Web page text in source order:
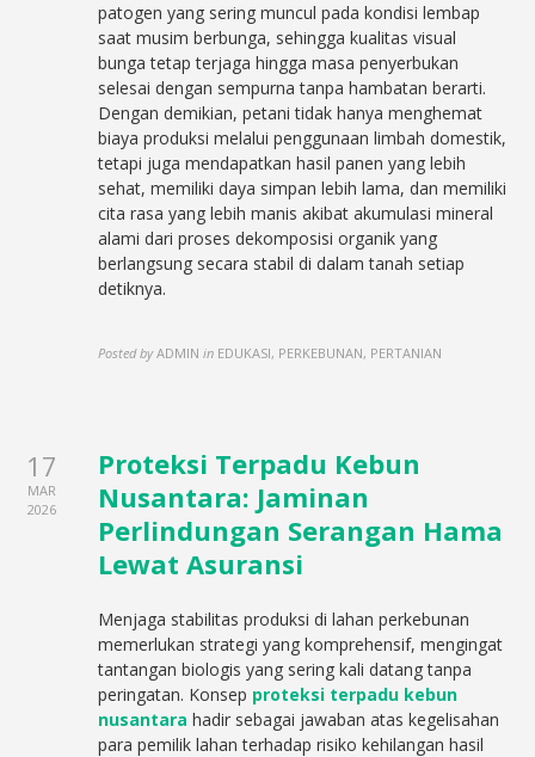
patogen yang sering muncul pada kondisi lembap
saat musim berbunga, sehingga kualitas visual
bunga tetap terjaga hingga masa penyerbukan
selesai dengan sempurna tanpa hambatan berarti.
Dengan demikian, petani tidak hanya menghemat
biaya produksi melalui penggunaan limbah domestik,
tetapi juga mendapatkan hasil panen yang lebih
sehat, memiliki daya simpan lebih lama, dan memiliki
cita rasa yang lebih manis akibat akumulasi mineral
alami dari proses dekomposisi organik yang
berlangsung secara stabil di dalam tanah setiap
detiknya.
Posted by ADMIN in EDUKASI, PERKEBUNAN, PERTANIAN
17
MAR
2026
Proteksi Terpadu Kebun
Nusantara: Jaminan
Perlindungan Serangan Hama
Lewat Asuransi
Menjaga stabilitas produksi di lahan perkebunan
memerlukan strategi yang komprehensif, mengingat
tantangan biologis yang sering kali datang tanpa
peringatan. Konsep proteksi terpadu kebun
nusantara hadir sebagai jawaban atas kegelisahan
para pemilik lahan terhadap risiko kehilangan hasil